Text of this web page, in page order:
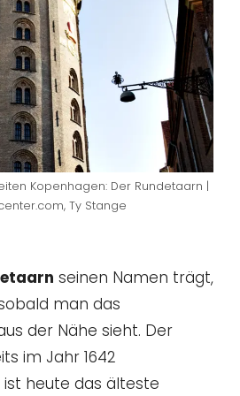
Kopenhagen: Der Rundetaarn |
Ty Stange
seinen Namen trägt,
man das
der Nähe sieht. Der
im Jahr 1642
heute das älteste